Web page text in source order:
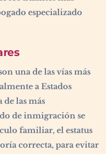
especializado
una de las vías más
a Estados
las más
de inmigración se
familiar, el estatus
correcta, para evitar